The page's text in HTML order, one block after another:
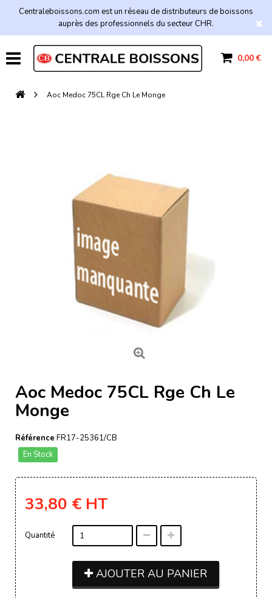
Centraleboissons.com est un réseau de distributeurs de boissons
auprès des professionnels du secteur CHR.
0,00 €
Aoc Medoc 75CL Rge Ch Le Monge
Aoc Medoc 75CL Rge Ch Le
Monge
Référence FR17-25361/CB
En Stock
33,80 € HT
Quantité
AJOUTER AU PANIER